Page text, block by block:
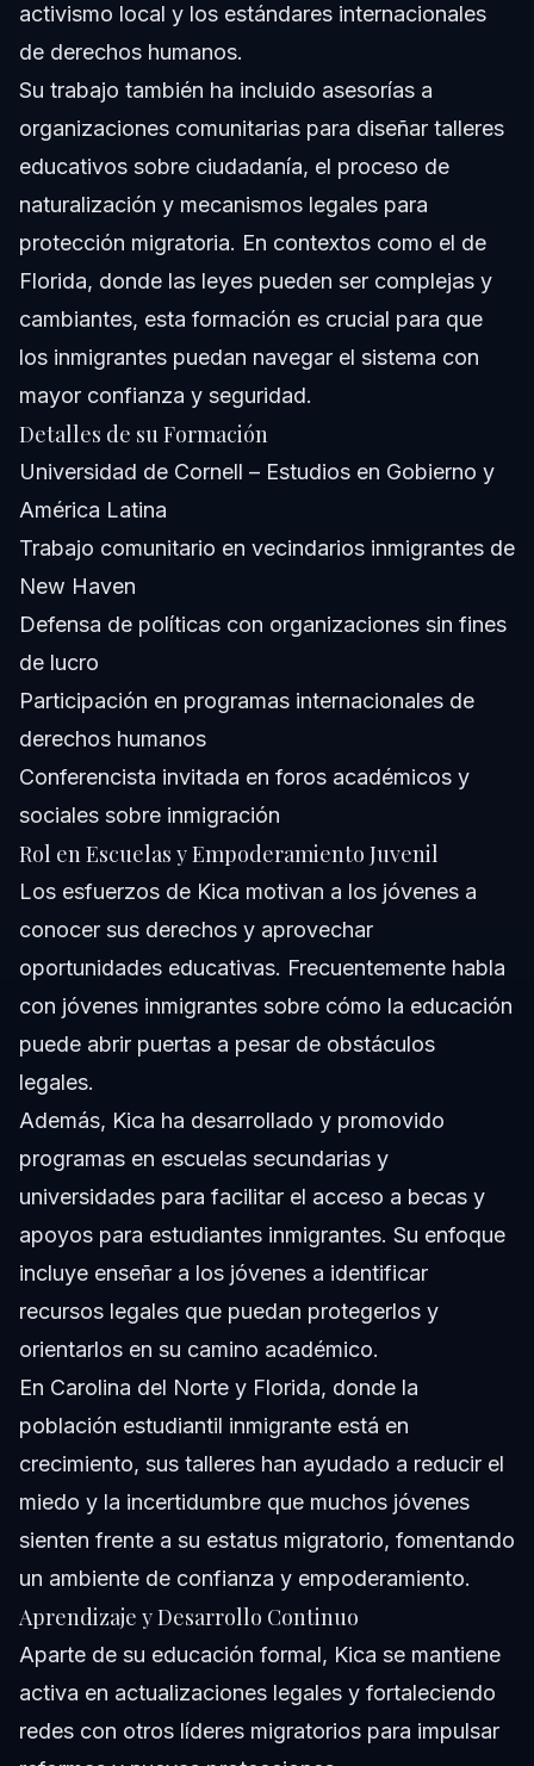
activismo local y los estándares internacionales
de derechos humanos.
Su trabajo también ha incluido asesorías a
organizaciones comunitarias para diseñar talleres
educativos sobre ciudadanía, el proceso de
naturalización y mecanismos legales para
protección migratoria. En contextos como el de
Florida, donde las leyes pueden ser complejas y
cambiantes, esta formación es crucial para que
los inmigrantes puedan navegar el sistema con
mayor confianza y seguridad.
Detalles de su Formación
Universidad de Cornell – Estudios en Gobierno y
América Latina
Trabajo comunitario en vecindarios inmigrantes de
New Haven
Defensa de políticas con organizaciones sin fines
de lucro
Participación en programas internacionales de
derechos humanos
Conferencista invitada en foros académicos y
sociales sobre inmigración
Rol en Escuelas y Empoderamiento Juvenil
Los esfuerzos de Kica motivan a los jóvenes a
conocer sus derechos y aprovechar
oportunidades educativas. Frecuentemente habla
con jóvenes inmigrantes sobre cómo la educación
puede abrir puertas a pesar de obstáculos
legales.
Además, Kica ha desarrollado y promovido
programas en escuelas secundarias y
universidades para facilitar el acceso a becas y
apoyos para estudiantes inmigrantes. Su enfoque
incluye enseñar a los jóvenes a identificar
recursos legales que puedan protegerlos y
orientarlos en su camino académico.
En Carolina del Norte y Florida, donde la
población estudiantil inmigrante está en
crecimiento, sus talleres han ayudado a reducir el
miedo y la incertidumbre que muchos jóvenes
sienten frente a su estatus migratorio, fomentando
un ambiente de confianza y empoderamiento.
Aprendizaje y Desarrollo Continuo
Aparte de su educación formal, Kica se mantiene
activa en actualizaciones legales y fortaleciendo
redes con otros líderes migratorios para impulsar